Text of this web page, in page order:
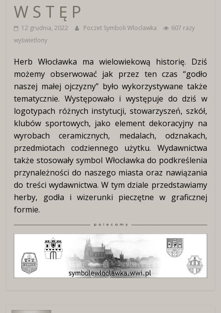
W S T Ę P
12 grudnia, 2022 Poczet Symboli Wloclawka
607 razy
wyświetlony
Herb Włocławka ma wielowiekową historię. Dziś
możemy obserwować jak przez ten czas “godło
naszej małej ojczyzny” było wykorzystywane także
tematycznie. Występowało i występuje do dziś w
logotypach różnych instytucji, stowarzyszeń, szkół,
klubów sportowych, jako element dekoracyjny na
wyrobach ceramicznych, medalach, odznakach,
przedmiotach codziennego użytku. Wydawnictwa
także stosowały symbol Włocławka do podkreślenia
przynależności do naszego miasta oraz nawiązania
do treści wydawnictwa. W tym dziale przedstawiamy
herby, godła i wizerunki pieczętne w graficznej
formie.